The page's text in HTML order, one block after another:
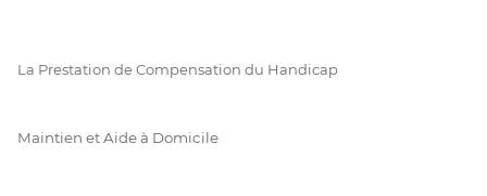
La Prestation de Compensation du Handicap
Maintien et Aide à Domicile